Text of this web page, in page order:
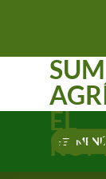
EL
MENÚ